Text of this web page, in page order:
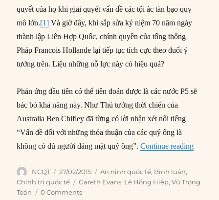
quyết của họ khi giải quyết vấn đề các tội ác tàn bạo quy
mô lớn.[1] Và giờ đây, khi sắp sửa kỷ niệm 70 năm ngày
thành lập Liên Hợp Quốc, chính quyền của tổng thống
Pháp Francois Hollande lại tiếp tục tích cực theo đuổi ý
tưởng trên. Liệu những nỗ lực này có hiệu quả?
Phản ứng đầu tiên có thể tiên đoán được là các nước P5 sẽ
bác bỏ khả năng này. Như Thủ tướng thời chiến của
Australia Ben Chifley đã từng có lời nhận xét nổi tiếng
“Vấn đề đối với những thỏa thuận của các quý ông là
không có đủ người đáng mặt quý ông”.Continue reading“Hạn
Author
NCQT
Posted
on
27/02/2015 Categories
An ninh quốc tế, Bình luận,
Chính trị quốc tế
Tags
Gareth Evans, Lê Hồng Hiệp,Vũ Trọng
Toàn
0 Comments